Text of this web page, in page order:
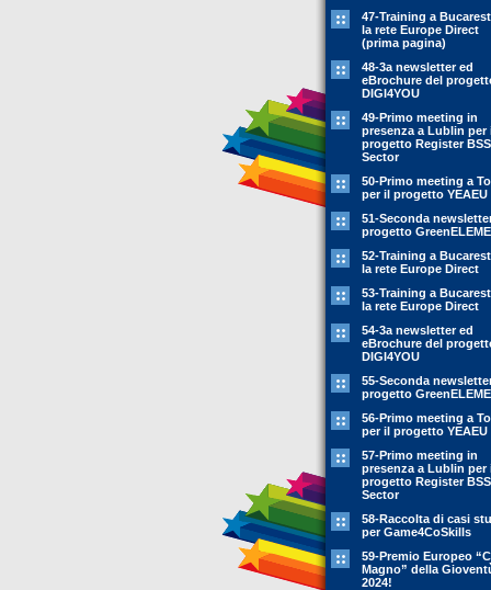
47-Training a
la rete Europe Direct
(prima pagina)
48-3a newsletter ed
eBrochure del
DIGI4YOU
49-Primo meeting in
presenza a Lublin per
progetto Register BSS
Sector
50-Primo meeting a
per il progetto YEAEU
51-Seconda
progetto
52-Training a
la rete Europe Direct
53-Training a
la rete Europe Direct
54-3a newsletter ed
eBrochure del
DIGI4YOU
55-Seconda
progetto
56-Primo meeting a
per il progetto YEAEU
57-Primo meeting in
presenza a Lublin per
progetto Register BSS
Sector
58-Raccolta di casi
per Game4CoSkills
59-Premio Europeo
Magno” della
2024!